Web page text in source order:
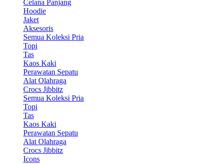
Celana Panjang
Hoodie
Jaket
Aksesoris
Semua Koleksi Pria
Topi
Tas
Kaos Kaki
Perawatan Sepatu
Alat Olahraga
Crocs Jibbitz
Semua Koleksi Pria
Topi
Tas
Kaos Kaki
Perawatan Sepatu
Alat Olahraga
Crocs Jibbitz
Icons